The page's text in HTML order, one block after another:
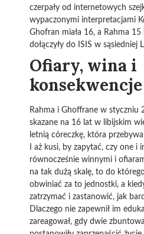
czerpały od internetowych
wypaczonymi interpretacjami
Ghofran miała 16, a Rahma
dołączyły do ISIS w sąsiedniej
Ofiary, wina i
konsekwencje
Rahma i Ghoffrane w styczniu
skazane na 16 lat w libijskim
letnią córeczkę, która
I aż kusi, by zapytać, czy one i
równocześnie winnymi i
na tak dużą skalę, to do
obwiniać za to jednostki, a
zatrzymać i zastanowić, jak
Dlaczego nie zapewnił im
zareagował, gdy dwie